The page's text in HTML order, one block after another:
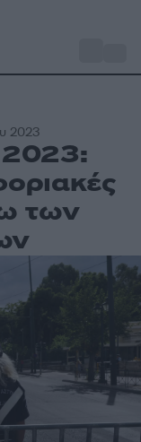
2023
των